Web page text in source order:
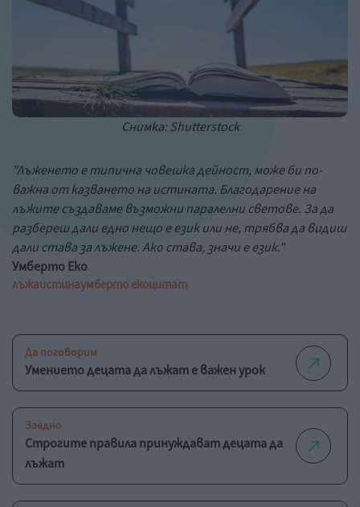
Снимка: Shutterstock
"Лъженето е типична човешка дейност, може би по-
важна от казването на истината. Благодарение на
лъжите създаваме възможни паралелни светове. За да
разбереш дали едно нещо е език или не, трябва да видиш
дали става за лъжене. Ако става, значи е език."
Умберто Еко
лъжаистинаумберто екоцитат
Да поговорим
Умението децата да лъжат е важен урок
Заедно
Строгите правила принуждават децата да
лъжат